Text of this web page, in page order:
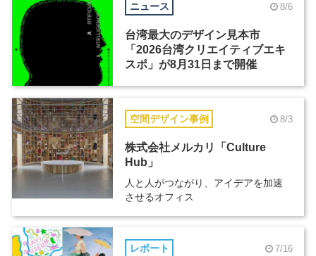
ニュース 8/6
台湾最大のデザイン見本市
「2026台湾クリエイティブエキ
スポ」が8月31日まで開催
空間デザイン事例 8/3
株式会社メルカリ「Culture
Hub」
人と人がつながり、アイデアを加速
させるオフィス
レポート 7/16